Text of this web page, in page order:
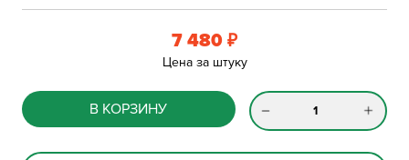
7 480 ₽
Цена за штуку
В КОРЗИНУ